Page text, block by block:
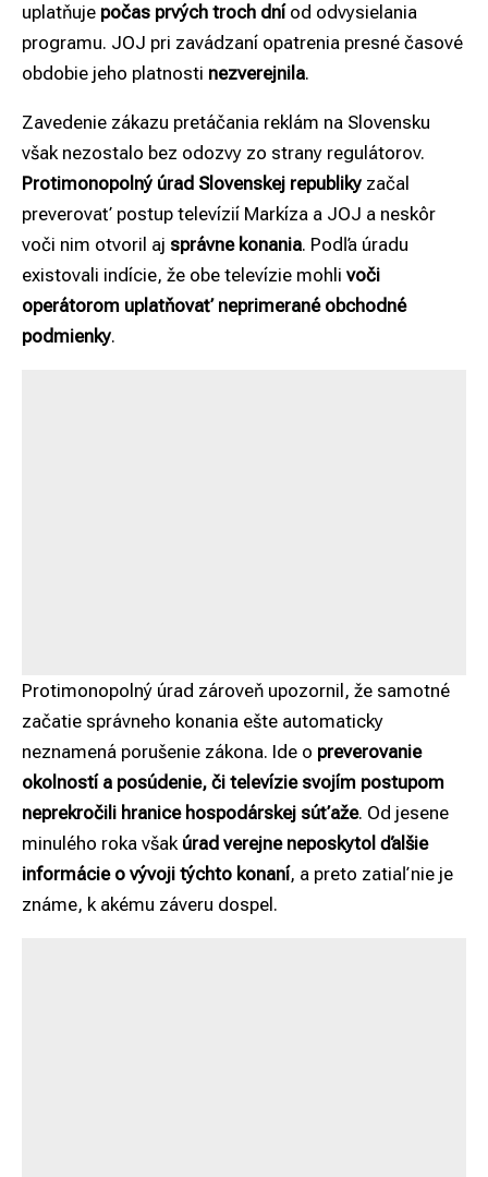
uplatňuje počas prvých troch dníod odvysielania
programu. JOJ pri zavádzaní opatrenia presné časové
obdobie jeho platnosti nezverejnila.
Zavedenie zákazu pretáčania reklám na Slovensku
však nezostalo bez odozvy zo strany regulátorov.
Protimonopolný úrad Slovenskej republiky začal
preverovať postup televízií Markíza a JOJ a neskôr
voči nim otvoril aj správne konania. Podľa úradu
existovali indície, že obe televízie mohli voči
operátorom uplatňovať neprimerané obchodné
podmienky.
Protimonopolný úrad zároveň upozornil, že samotné
začatie správneho konania ešte automaticky
neznamená porušenie zákona. Ide o preverovanie
okolností a posúdenie, či televízie svojím postupom
neprekročili hranice hospodárskej súťaže. Od jesene
minulého roka však úrad verejne neposkytol ďalšie
informácie o vývoji týchto konaní, a preto zatiaľ nie je
známe, k akému záveru dospel.